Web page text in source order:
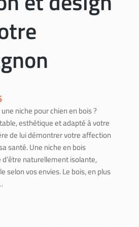
niche pour chien en bois ?
esthétique et adapté à votre
de lui démontrer votre affection
santé. Une niche en bois
d’être naturellement isolante,
selon vos envies. Le bois, en plus